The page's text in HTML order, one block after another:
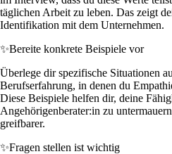
täglichen Arbeit zu leben. Das zeigt
Identifikation mit dem Unternehmen.
✨Bereite konkrete Beispiele vor
Überlege dir spezifische Situationen
Berufserfahrung, in denen du
Diese Beispiele helfen dir, deine
Angehörigenberater:in zu
greifbarer.
✨Fragen stellen ist wichtig